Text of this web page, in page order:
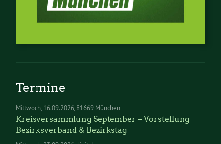
Termine
Mittwoch 16.09.2026 81669 München
Kreisversammlung September – Vorstellung
Bezirksverband & Bezirkstag